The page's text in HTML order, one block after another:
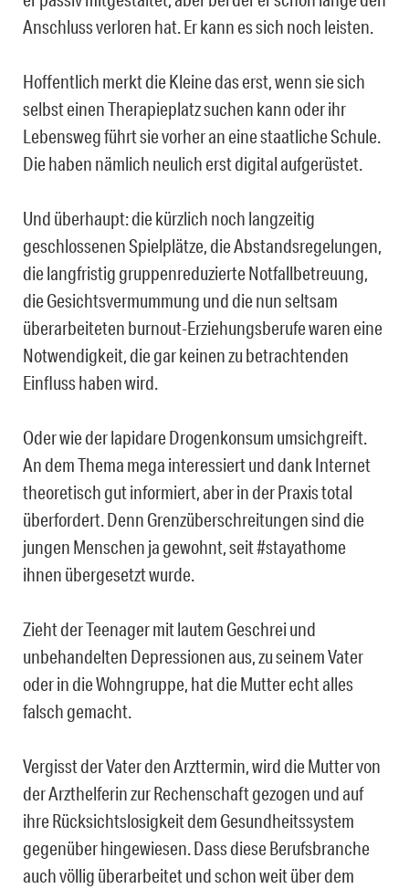
Anschluss verloren hat. Er kann es sich noch leisten.
Hoffentlich merkt die Kleine das erst, wenn sie sich
selbst einen Therapieplatz suchen kann oder ihr
Lebensweg führt sie vorher an eine staatliche Schule.
Die haben nämlich neulich erst digital aufgerüstet.
Und überhaupt: die kürzlich noch langzeitig
geschlossenen Spielplätze, die Abstandsregelungen,
die langfristig gruppenreduzierte Notfallbetreuung,
die Gesichtsvermummung und die nun seltsam
überarbeiteten burnout-Erziehungsberufe waren eine
Notwendigkeit, die gar keinen zu betrachtenden
Einfluss haben wird.
Oder wie der lapidare Drogenkonsum umsichgreift.
An dem Thema mega interessiert und dank Internet
theoretisch gut informiert, aber in der Praxis total
überfordert. Denn Grenzüberschreitungen sind die
jungen Menschen ja gewohnt, seit #stayathome
ihnen übergesetzt wurde.
Zieht der Teenager mit lautem Geschrei und
unbehandelten Depressionen aus, zu seinem Vater
oder in die Wohngruppe, hat die Mutter echt alles
falsch gemacht.
Vergisst der Vater den Arzttermin, wird die Mutter von
der Arzthelferin zur Rechenschaft gezogen und auf
ihre Rücksichtslosigkeit dem Gesundheitssystem
gegenüber hingewiesen. Dass diese Berufsbranche
auch völlig überarbeitet und schon weit über dem